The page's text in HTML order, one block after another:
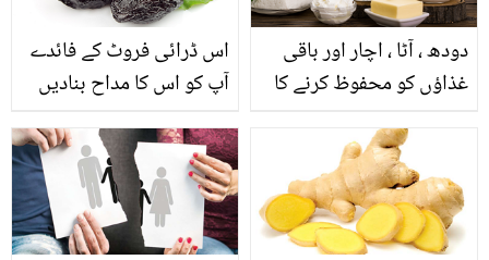
اس ڈرائی فروٹ کے فائدے
آپ کو اس کا مداح بنادیں
دودھ ، آٹا ، اچار اور باقی
غذاؤں کو محفوظ کرنے کا